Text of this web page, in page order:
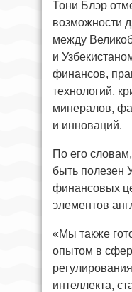
Тони Блэр
возможности
между
и
финансов,
технологий,
минералов,
и инноваций.
По его
быть полезен
финансовых
элементов
«Мы также
опытом в
интеллекта,